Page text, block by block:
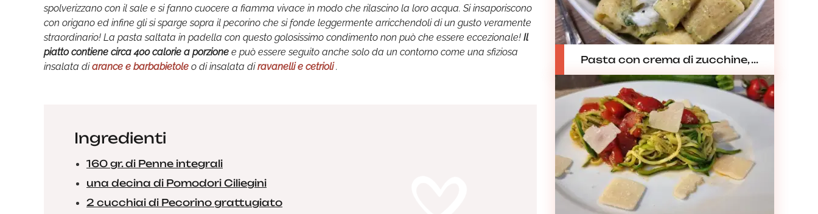
spolverizzano con il sale e si fanno cuocere a fiamma vivace in modo che rilascino la loro acqua. Si insaporiscono
con origano ed infine gli si sparge sopra il pecorino che si fonde leggermente arricchendoli di un gusto veramente
straordinario! La pasta saltata in padella con questo golosissimo condimento non può che essere eccezionale! Il
piatto contiene circa 400 calorie a porzione e può essere seguito anche solo da un contorno come una sfiziosa
insalata diarance e barbabietole o di insalata diravanelli e cetrioli.
Ingredienti
160 gr. di Penne integrali
una decina di Pomodori Ciliegini
2 cucchiai di Pecorino grattugiato
Pasta con crema di zucchine, ...